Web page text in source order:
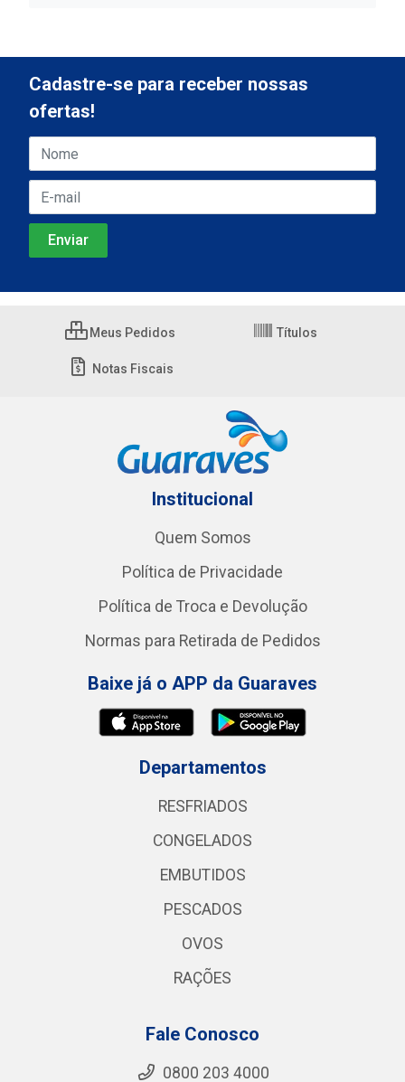
Cadastre-se para receber nossas
ofertas!
Meus Pedidos Títulos
Notas Fiscais
Institucional
Quem Somos
Política de Privacidade
Política de Troca e Devolução
Normas para Retirada de Pedidos
Baixe já o APP da Guaraves
Departamentos
RESFRIADOS
CONGELADOS
EMBUTIDOS
PESCADOS
OVOS
RAÇÕES
Fale Conosco
0800 203 4000